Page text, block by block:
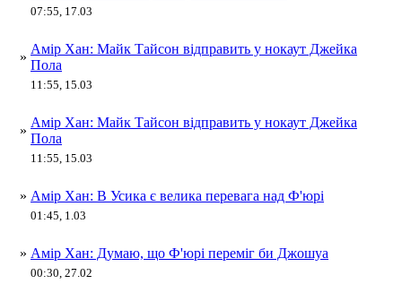
07:55, 17.03
»
Амір Хан: Майк Тайсон відправить у нокаут Джейка
Пола
11:55, 15.03
»
Амір Хан: Майк Тайсон відправить у нокаут Джейка
Пола
11:55, 15.03
» Амір Хан: В Усика є велика перевага над Ф'юрі
01:45, 1.03
» Амір Хан: Думаю, що Ф'юрі переміг би Джошуа
00:30, 27.02